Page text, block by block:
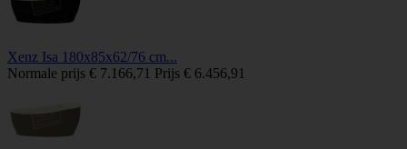
Xenz Isa 180x85x62/76 cm...
Normale prijs € 7.166,71 Prijs € 6.456,91